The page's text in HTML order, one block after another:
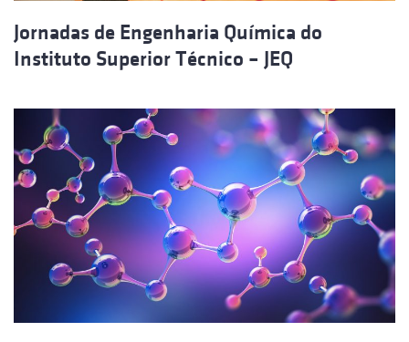
Jornadas de Engenharia Química do
Instituto Superior Técnico – JEQ